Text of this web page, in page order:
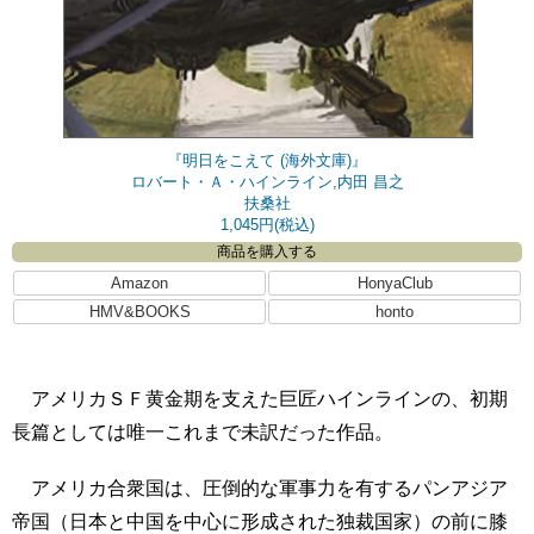
『明日をこえて (海外文庫)』
ロバート・Ａ・ハインライン,内田 昌之
扶桑社
1,045円(税込)
商品を購入する
Amazon
HonyaClub
HMV&BOOKS
honto
アメリカＳＦ黄金期を支えた巨匠ハインラインの、初期
長篇としては唯一これまで未訳だった作品。
アメリカ合衆国は、圧倒的な軍事力を有するパンアジア
帝国（日本と中国を中心に形成された独裁国家）の前に膝